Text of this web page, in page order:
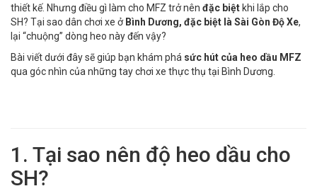
thiết kế. Nhưng điều gì làm cho MFZ trở nên đặc biệtkhi lắp cho
SH? Tại sao dân chơi xe ởBình Dương, đặc biệt là Sài Gòn Độ Xe,
lại “chuộng” dòng heo này đến vậy?
Bài viết dưới đây sẽ giúp bạn khám phá sức hút của heo dầu MFZ
qua góc nhìn của những tay chơi xe thực thụ tại Bình Dương.
1. Tại sao nên độ heo dầu cho
SH?